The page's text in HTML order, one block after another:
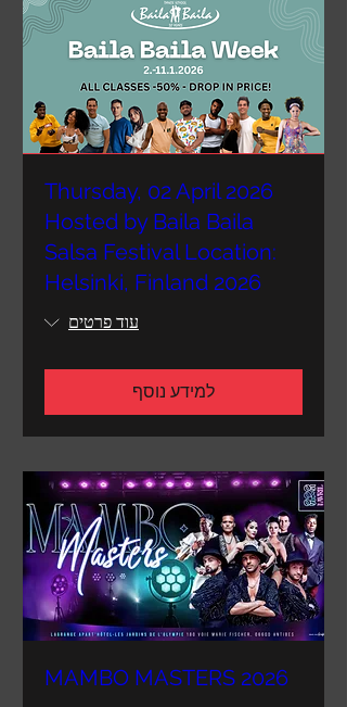
Thursday, 02 April 2026
Hosted by Baila Baila
Salsa Festival Location:
Helsinki, Finland 2026
עוד פרטים
למידע נוסף
MAMBO MASTERS 2026